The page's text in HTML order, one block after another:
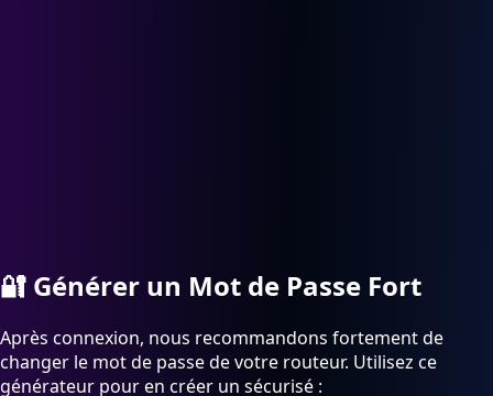
🔐 Générer un Mot de Passe Fort
Après connexion, nous recommandons fortement de
changer le mot de passe de votre routeur. Utilisez ce
générateur pour en créer un sécurisé :